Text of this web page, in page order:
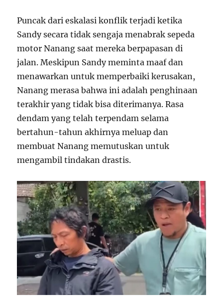
Puncak dari eskalasi konflik terjadi ketika
Sandy secara tidak sengaja menabrak sepeda
motor Nanang saat mereka berpapasan di
jalan. Meskipun Sandy meminta maaf dan
menawarkan untuk memperbaiki kerusakan,
Nanang merasa bahwa ini adalah penghinaan
terakhir yang tidak bisa diterimanya. Rasa
dendam yang telah terpendam selama
bertahun-tahun akhirnya meluap dan
membuat Nanang memutuskan untuk
mengambil tindakan drastis.